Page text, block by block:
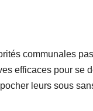
communales
efficaces pour
leurs sous